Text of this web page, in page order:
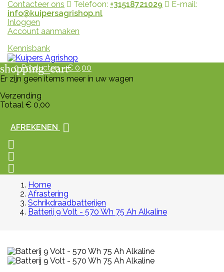
Contacteer ons Telefoon: +31518721029
E-mail:
info@kuipersagrishop.nl
Inloggen
Account aanmaken
Kennisbank
shopping_cart
0Producten - € 0,00
Er zijn geen items meer in uw wagen
Verzending
Totaal € 0,00
AFREKENEN




Home
Afrastering
Schrikdraadbatterijen
Batterij 9 Volt - 570 Wh 75 Ah Alkaline